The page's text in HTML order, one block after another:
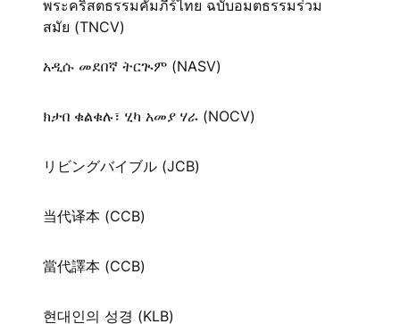
พระคริสตธรรมคัมภีร์ไทย ฉบับอมตธรรมร่วม
สมัย (TNCV)
አዲሱ መደበኛ ትርጒም (NASV)
ክታበ ቁልቁሉ፣ ሂካ አመያ ሃራ (NOCV)
リビングバイブル (JCB)
当代译本 (CCB)
當代譯本 (CCB)
현대인의 성경 (KLB)